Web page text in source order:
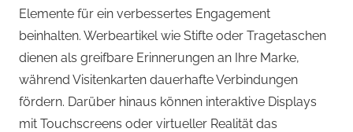
Elemente für ein verbessertes Engagement
beinhalten. Werbeartikel wie Stifte oder Tragetaschen
dienen als greifbare Erinnerungen an Ihre Marke,
während Visitenkarten dauerhafte Verbindungen
fördern. Darüber hinaus können interaktive Displays
mit Touchscreens oder virtueller Realität das